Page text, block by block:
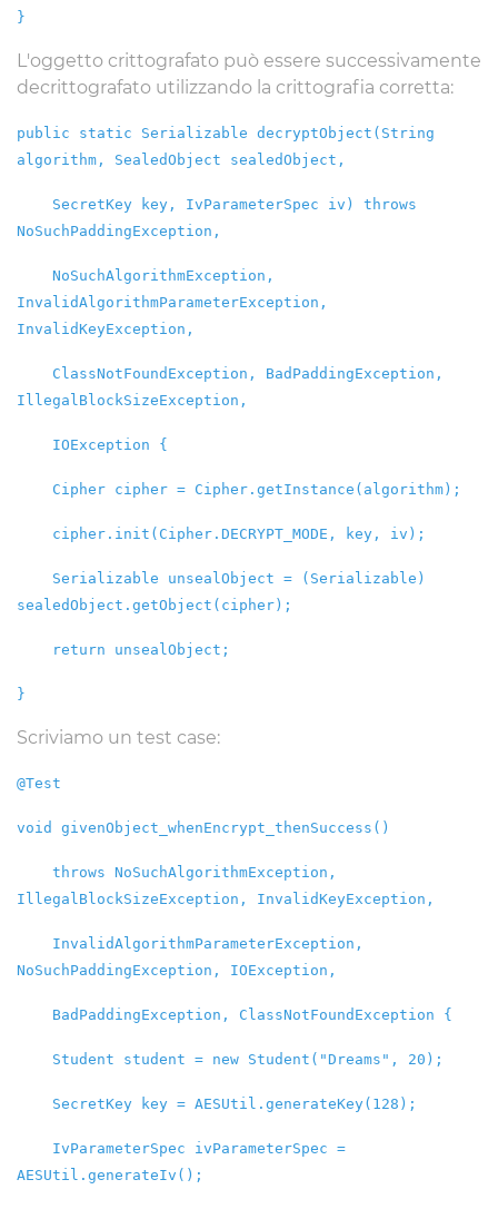
}
L'oggetto crittografato può essere successivamente
decrittografato utilizzando la crittografia corretta:
public static Serializable decryptObject(String
algorithm, SealedObject sealedObject,
SecretKey key, IvParameterSpec iv) throws
NoSuchPaddingException,
NoSuchAlgorithmException,
InvalidAlgorithmParameterException,
InvalidKeyException,
ClassNotFoundException, BadPaddingException,
IllegalBlockSizeException,
IOException {
Cipher cipher = Cipher.getInstance(algorithm);
cipher.init(Cipher.DECRYPT_MODE, key, iv);
Serializable unsealObject = (Serializable)
sealedObject.getObject(cipher);
return unsealObject;
}
Scriviamo un test case:
@Test
void givenObject_whenEncrypt_thenSuccess()
throws NoSuchAlgorithmException,
IllegalBlockSizeException, InvalidKeyException,
InvalidAlgorithmParameterException,
NoSuchPaddingException, IOException,
BadPaddingException, ClassNotFoundException {
Student student = new Student("Dreams", 20);
SecretKey key = AESUtil.generateKey(128);
IvParameterSpec ivParameterSpec =
AESUtil.generateIv();